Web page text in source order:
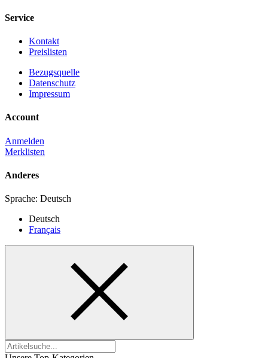
Service
Kontakt
Preislisten
Bezugsquelle
Datenschutz
Impressum
Account
Anmelden
Merklisten
Anderes
Sprache: Deutsch
Deutsch
Français